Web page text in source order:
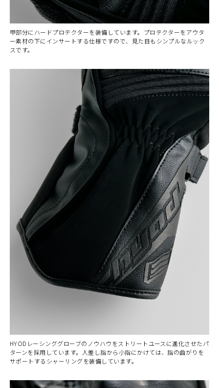
甲部分にハードプロテクターを装備しています。プロテクターをアウタ
ー素材の下にインサートする仕様ですので、見た目もシンプルなルック
スです。
HYODレーシンググローブのノウハウをストリートユースに進化させたパ
ターンを採用しています。人差し指から小指にかけては、指の曲がりを
サポートするシャーリングを装備しています。